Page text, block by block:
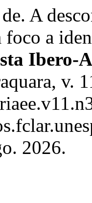
A
foco a
Ibero-
v.
2026.